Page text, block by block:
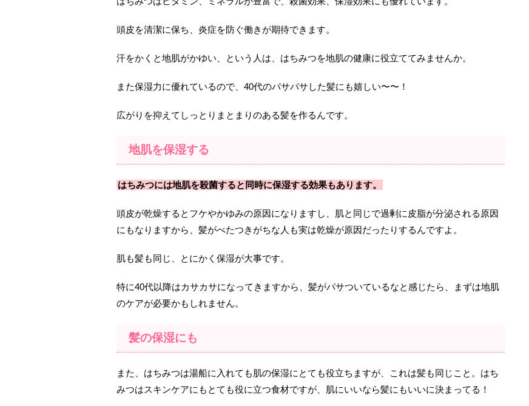
頭皮を清潔に保ち、炎症を防ぐ働きが期待できます。
汗をかくと地肌がかゆい、という人は、はちみつを地肌の健康に役立ててみませんか。
また保湿力に優れているので、40代のパサパサした髪にも嬉しい〜〜！
広がりを抑えてしっとりまとまりのある髪を作るんです。
地肌を保湿する
はちみつには地肌を殺菌すると同時に保湿する効果もあります。
頭皮が乾燥するとフケやかゆみの原因になりますし、肌と同じで過剰に皮脂が分泌される原因
にもなりますから、髪がべたつきがちな人も実は乾燥が原因だったりするんですよ。
肌も髪も同じ、とにかく保湿が大事です。
特に40代以降はカサカサになってきますから、髪がパサついているなと感じたら、まずは地肌
のケアが必要かもしれません。
髪の保湿にも
また、はちみつは湯船に入れても肌の保湿にとても役立ちますが、これは髪も同じこと。はち
みつはスキンケアにもとても役に立つ食材ですが、肌にいいなら髪にもいいに決まってる！